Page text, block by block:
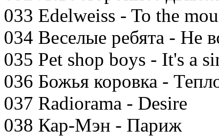
033 Edelweiss - To the
034 Веселые ребята - Не
035 Pet shop boys - It's a
036 Божья коровка -
037 Radiorama - Desire
038 Кар-Мэн - Париж